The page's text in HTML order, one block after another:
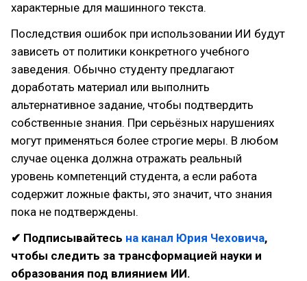
характерные для машинного текста.
Последствия ошибок при использовании ИИ будут
зависеть от политики конкретного учебного
заведения. Обычно студенту предлагают
доработать материал или выполнить
альтернативное задание, чтобы подтвердить
собственные знания. При серьёзных нарушениях
могут применяться более строгие меры. В любом
случае оценка должна отражать реальный
уровень компетенций студента, а если работа
содержит ложные факты, это значит, что знания
пока не подтверждены.
✔ Подписывайтесь на канал Юрия Чеховича,
чтобы следить за трансформацией науки и
образования под влиянием ИИ.